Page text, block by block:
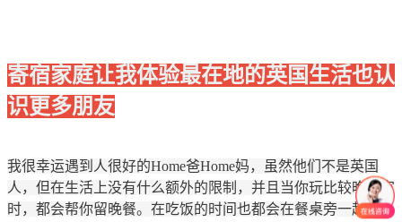
寄宿家庭让我体验最在地的英国生活也认
识更多朋友
我很幸运遇到人很好的Home爸Home妈，虽然他们不是英国
人，但在生活上没有什么额外的限制，并且当你玩比较晚回家
时，都会帮你留晚餐。在吃饭的时间也都会在餐桌旁一起聊